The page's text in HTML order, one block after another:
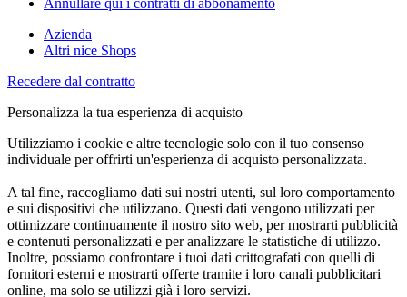
Azienda
Altri nice Shops
Recedere dal contratto
Personalizza la tua esperienza di acquisto
Utilizziamo i cookie e altre tecnologie solo con il tuo consenso
individuale per offrirti un'esperienza di acquisto personalizzata.
A tal fine, raccogliamo dati sui nostri utenti, sul loro comportamento
e sui dispositivi che utilizzano. Questi dati vengono utilizzati per
ottimizzare continuamente il nostro sito web, per mostrarti pubblicità
e contenuti personalizzati e per analizzare le statistiche di utilizzo.
Inoltre, possiamo confrontare i tuoi dati crittografati con quelli di
fornitori esterni e mostrarti offerte tramite i loro canali pubblicitari
online, ma solo se utilizzi già i loro servizi.